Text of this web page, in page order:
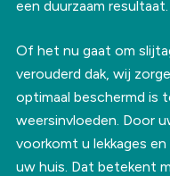
een duurzaam resultaat.
Of het nu gaat om
verouderd dak, wij
optimaal beschermd is
weersinvloeden. Door
voorkomt u lekkages
uw huis. Dat betekent